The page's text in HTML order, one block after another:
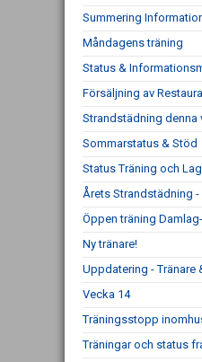
Summering
Måndagens träning
Status &
Försäljning av
Strandstädning denna
Sommarstatus & Stöd
Status Träning och
Årets Strandstädning -
Öppen träning
Ny tränare!
Uppdatering - Tränare
Vecka 14
Träningsstopp
Träningar och status